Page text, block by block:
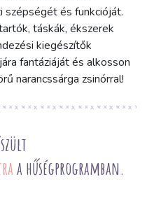
szépségét és funkcióját.
táskák, ékszerek
kiegészítők
fantáziáját és alkosson
narancssárga zsinórral!
a hűségprogramban.